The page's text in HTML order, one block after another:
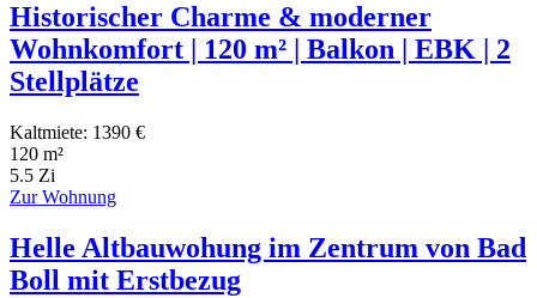
Historischer Charme & moderner
Wohnkomfort | 120 m² | Balkon | EBK | 2
Stellplätze
Kaltmiete: 1390 €
120 m²
5.5 Zi
Zur Wohnung
Helle Altbauwohung im Zentrum von Bad
Boll mit Erstbezug